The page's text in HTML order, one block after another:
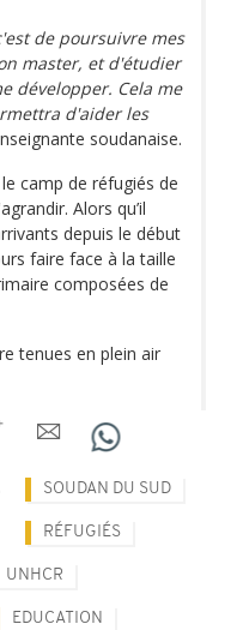
de poursuivre mes
master, et d'étudier
développer. Cela me
d'aider les
soudanaise.
camp de réfugiés de
Alors qu’il
depuis le début
faire face à la taille
composées de
tenues en plein air
SOUDAN DU SUD
RÉFUGIÉS
UNHCR
EDUCATION